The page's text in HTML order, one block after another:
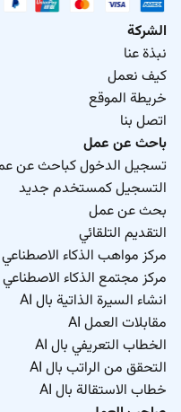
الشركة
نبذة عنا
كيف نعمل
خريطة الموقع
اتصل بنا
باحث عن عمل
تسجيل الدخول كباحث عن
التسجيل كمستخدم جديد
بحث عن عمل
التقديم التلقائي
مركز مواهب الذكاء الاصطناعي
مركز مجتمع الذكاء الاصطناعي
انشاء السيرة الذاتية بال AI
مقابلات العمل AI
الخطاب التعريفي بال AI
التحقق من الراتب بال AI
خطاب الاستقالة بال AI